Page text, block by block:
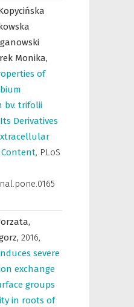
Monika,
of
bv. trifolii
Derivatives
Content, PLoS
2016,
severe
exchange
groups
in roots of